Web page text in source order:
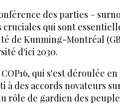
des parties –
cruciales qui sont
de Kunming-Montréal
d'ici 2030.
qui s'est déroulée
à des accords novateurs
rôle de gardien des